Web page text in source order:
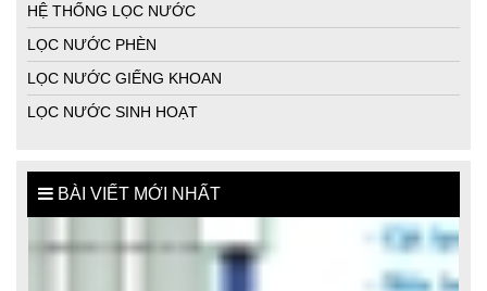
HỆ THỐNG LỌC NƯỚC
LỌC NƯỚC PHÈN
LỌC NƯỚC GIẾNG KHOAN
LỌC NƯỚC SINH HOẠT
BÀI VIẾT MỚI NHẤT
MÁY LỌC NƯỚC GIẾNG KHOAN TỐT NHẤT CHO GIA ĐÌNH